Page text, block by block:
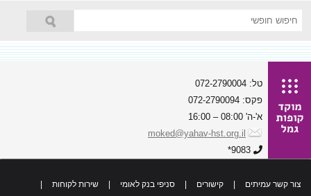
טל: 072-2790004
פקס: 072-2790094
א'-ה' 08:00 – 16:00
moked@yahav-hst.org.il
9083*
צור קשר עמיתים קישורים סניפי בנק לאומי שירות לקוחות